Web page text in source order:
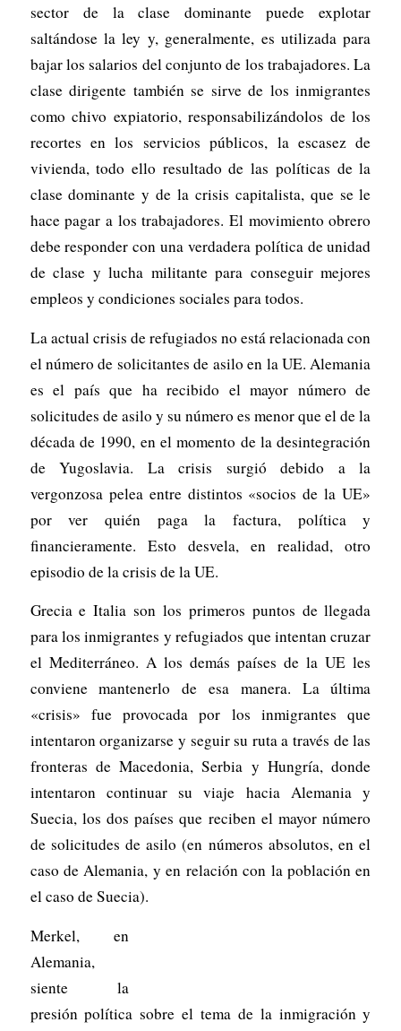
sector de la clase dominante puede explotar
saltándose la ley y, generalmente, es utilizada para
bajar los salarios del conjunto de los trabajadores. La
clase dirigente también se sirve de los inmigrantes
como chivo expiatorio, responsabilizándolos de los
recortes en los servicios públicos, la escasez de
vivienda, todo ello resultado de las políticas de la
clase dominante y de la crisis capitalista, que se le
hace pagar a los trabajadores. El movimiento obrero
debe responder con una verdadera política de unidad
de clase y lucha militante para conseguir mejores
empleos y condiciones sociales para todos.
La actual crisis de refugiados no está relacionada con
el número de solicitantes de asilo en la UE. Alemania
es el país que ha recibido el mayor número de
solicitudes de asilo y su número es menor que el de la
década de 1990, en el momento de la desintegración
de Yugoslavia. La crisis surgió debido a la
vergonzosa pelea entre distintos «socios de la UE»
por ver quién paga la factura, política y
financieramente. Esto desvela, en realidad, otro
episodio de la crisis de la UE.
Grecia e Italia son los primeros puntos de llegada
para los inmigrantes y refugiados que intentan cruzar
el Mediterráneo. A los demás países de la UE les
conviene mantenerlo de esa manera. La última
«crisis» fue provocada por los inmigrantes que
intentaron organizarse y seguir su ruta a través de las
fronteras de Macedonia, Serbia y Hungría, donde
intentaron continuar su viaje hacia Alemania y
Suecia, los dos países que reciben el mayor número
de solicitudes de asilo (en números absolutos, en el
caso de Alemania, y en relación con la población en
el caso de Suecia).
Merkel, en
Alemania,
siente la
presión política sobre el tema de la inmigración y